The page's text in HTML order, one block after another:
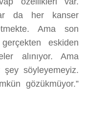
da her kanser
Ama son
eskiden
alınıyor. Ama
söyleyemeyiz.
gözükmüyor.”